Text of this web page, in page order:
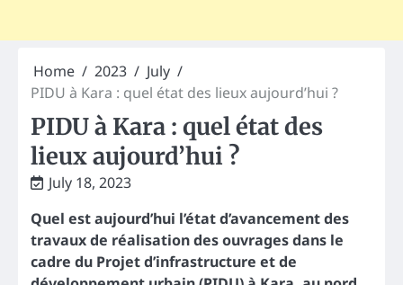
Home 2023
July
PIDU à Kara : quel état des lieux aujourd’hui ?
PIDU à Kara : quel état des
lieux aujourd’hui ?
July 18, 2023
Quel est aujourd’hui l’état d’avancement des
travaux de réalisation des ouvrages dans le
cadre du Projet d’infrastructure et de